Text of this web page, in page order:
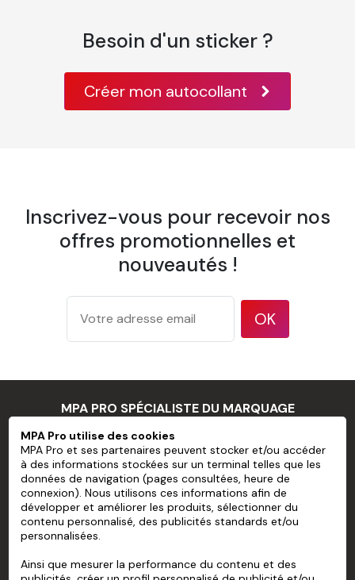
Besoin d'un sticker ?
Créer mon autocollant
Inscrivez-vous pour recevoir nos
offres promotionnelles et
nouveautés !
OK
MPA PRO SPÉCIALISTE DU MARQUAGE
MPA PRO
NOS SERVICES
MON COMPTE
AIDE
MPA Pro utilise des cookies
MPA Pro et ses partenaires peuvent stocker et/ou accéder
à des informations stockées sur un terminal telles que les
données de navigation (pages consultées, heure de
connexion). Nous utilisons ces informations afin de
développer et améliorer les produits, sélectionner du
contenu personnalisé, des publicités standards et/ou
personnalisées.
Ainsi que mesurer la performance du contenu et des